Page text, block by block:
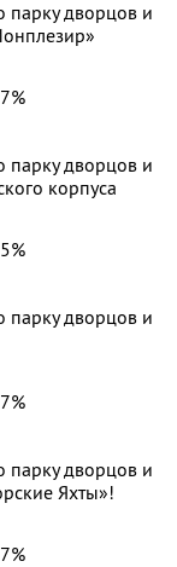
парку дворцов и
парку дворцов и
корпуса
парку дворцов и
парку дворцов и
Яхты»!